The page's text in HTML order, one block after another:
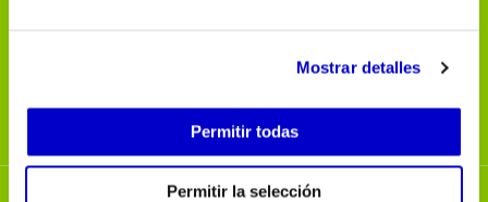
Mostrar detalles
Permitir todas
Permitir la selección
gedesel.net